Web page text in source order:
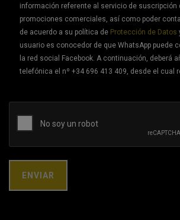
información referente al servicio de suscripción
promociones comerciales, así como poder
de acuerdo a su política de Protección de Datos
usuario es conocedor de que WhatsApp puede
la red social Facebook. A continuación, deberá
telefónica el nº +34 696 413 409, desde el cual